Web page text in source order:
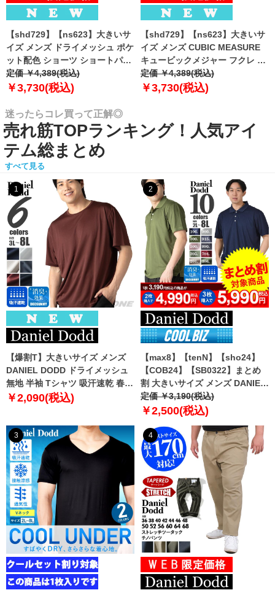
【shd729】【ns623】大きいサ
イズ メンズ ドライメッシュ ポケ
ット配色 ショーツ ショートパン
ツ ハーフパンツ 春夏新作
302252az 【fre】
定価 ￥4,389(税込)
￥3,730(税込)
【shd729】【ns623】大きいサ
イズ メンズ CUBIC MEASURE
キュービックメジャー フクレ エ
ンボス 迷彩柄 ショーツ ショート
パンツ ハーフパンツ 春夏新作
定価 ￥4,389(税込)
￥3,730(税込)
迷ったらコレ買って正解◎
売れ筋TOPランキング！人気アイ
テム総まとめ
すべて見る
1
【爆割T】大きいサイズ メンズ
DANIEL DODD ドライメッシュ
無地 半袖 Tシャツ 吸汗速乾 春夏
新作 tjt-2602dry5 【fre】
￥2,090(税込)
2
【max8】【tenN】【sho24】
【COB24】【SB0322】まとめ
割 大きいサイズ メンズ DANIEL
DODD 吸汗速乾 半袖 無地 スポ
ーツ ポロシャツ azpr-009008h
定価 ￥3,190(税込)
￥2,500(税込)
3 4